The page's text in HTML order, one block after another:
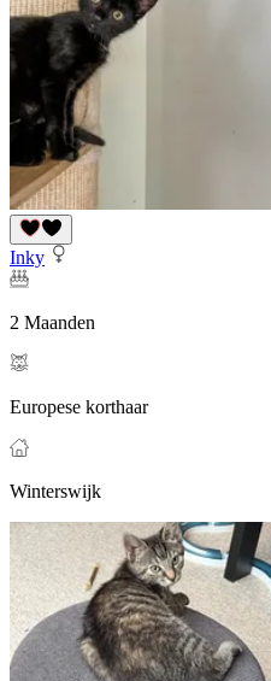
Inky
2 Maanden
Europese korthaar
Winterswijk